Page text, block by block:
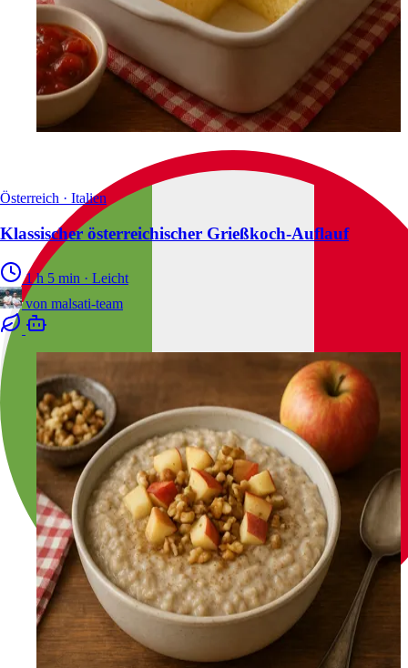
Österreich · Italien
Klassischer österreichischer Grießkoch-Auflauf
1 h 5 min · Leicht
von malsati-team